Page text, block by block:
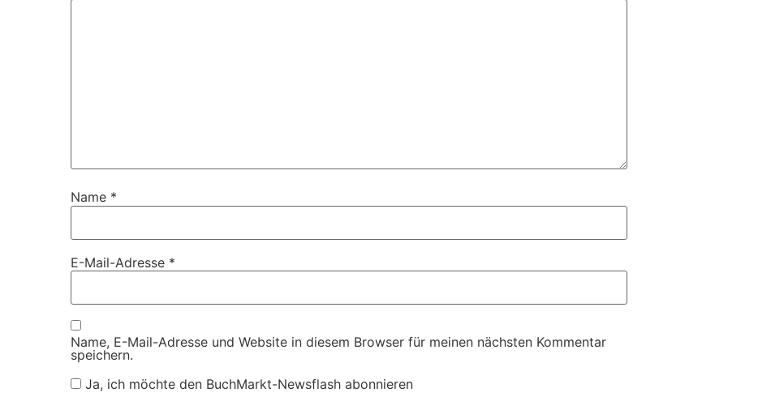
Name *
E-Mail-Adresse *
Name, E-Mail-Adresse und Website in diesem Browser für meinen nächsten Kommentar
speichern.
Ja, ich möchte den BuchMarkt-Newsflash abonnieren